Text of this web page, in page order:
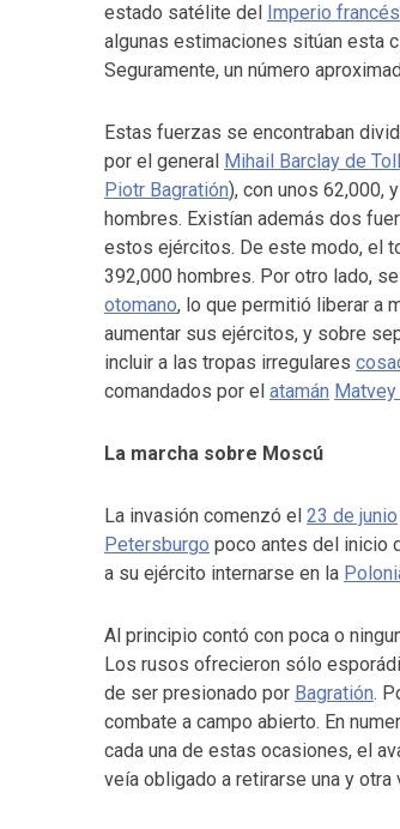
estado satélite del Imperio francés
algunas estimaciones sitúan esta
Seguramente, un número
Estas fuerzas se encontraban
por el general Mihail Barclay de
Piotr Bagratión), con unos 62,000,
hombres. Existían además dos
estos ejércitos. De este modo, el
392,000 hombres. Por otro lado,
otomano, lo que permitió liberar a
aumentar sus ejércitos, y sobre
incluir a las tropas irregulares
comandados por el atamán
La marcha sobre Moscú
La invasión comenzó el 23 de junio
Petersburgo poco antes del inicio
a su ejército internarse en la
Al principio contó con poca o
Los rusos ofrecieron sólo
de ser presionado por Bagratión.
combate a campo abierto. En
cada una de estas ocasiones, el
veía obligado a retirarse una y otra